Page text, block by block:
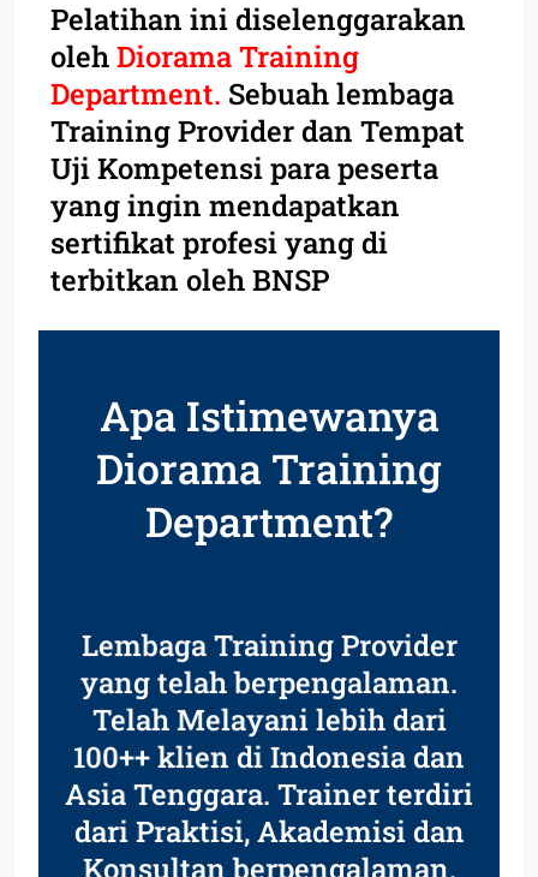
Pelatihan ini diselenggarakan
olehDiorama Training
Department. Sebuah lembaga
Training Provider dan Tempat
Uji Kompetensi para peserta
yang ingin mendapatkan
sertifikat profesi yang di
terbitkan oleh BNSP
Apa Istimewanya
Diorama Training
Department?
Lembaga Training Provider
yang telah berpengalaman.
Telah Melayani lebih dari
100++ klien di Indonesia dan
Asia Tenggara. Trainer terdiri
dari Praktisi, Akademisi dan
Konsultan berpengalaman.